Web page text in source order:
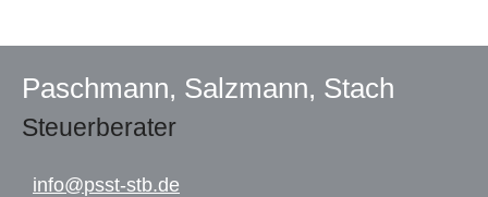
Paschmann, Salzmann, Stach
Steuerberater
info@psst-stb.de